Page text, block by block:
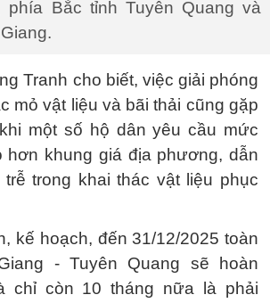
phía Bắc tỉnh Tuyên Quang và
Tranh cho biết, việc giải phóng
mỏ vật liệu và bãi thải cũng gặp
một số hộ dân yêu cầu mức
hơn khung giá địa phương, dẫn
trong khai thác vật liệu phục
kế hoạch, đến 31/12/2025 toàn
- Tuyên Quang sẽ hoàn
chỉ còn 10 tháng nữa là phải